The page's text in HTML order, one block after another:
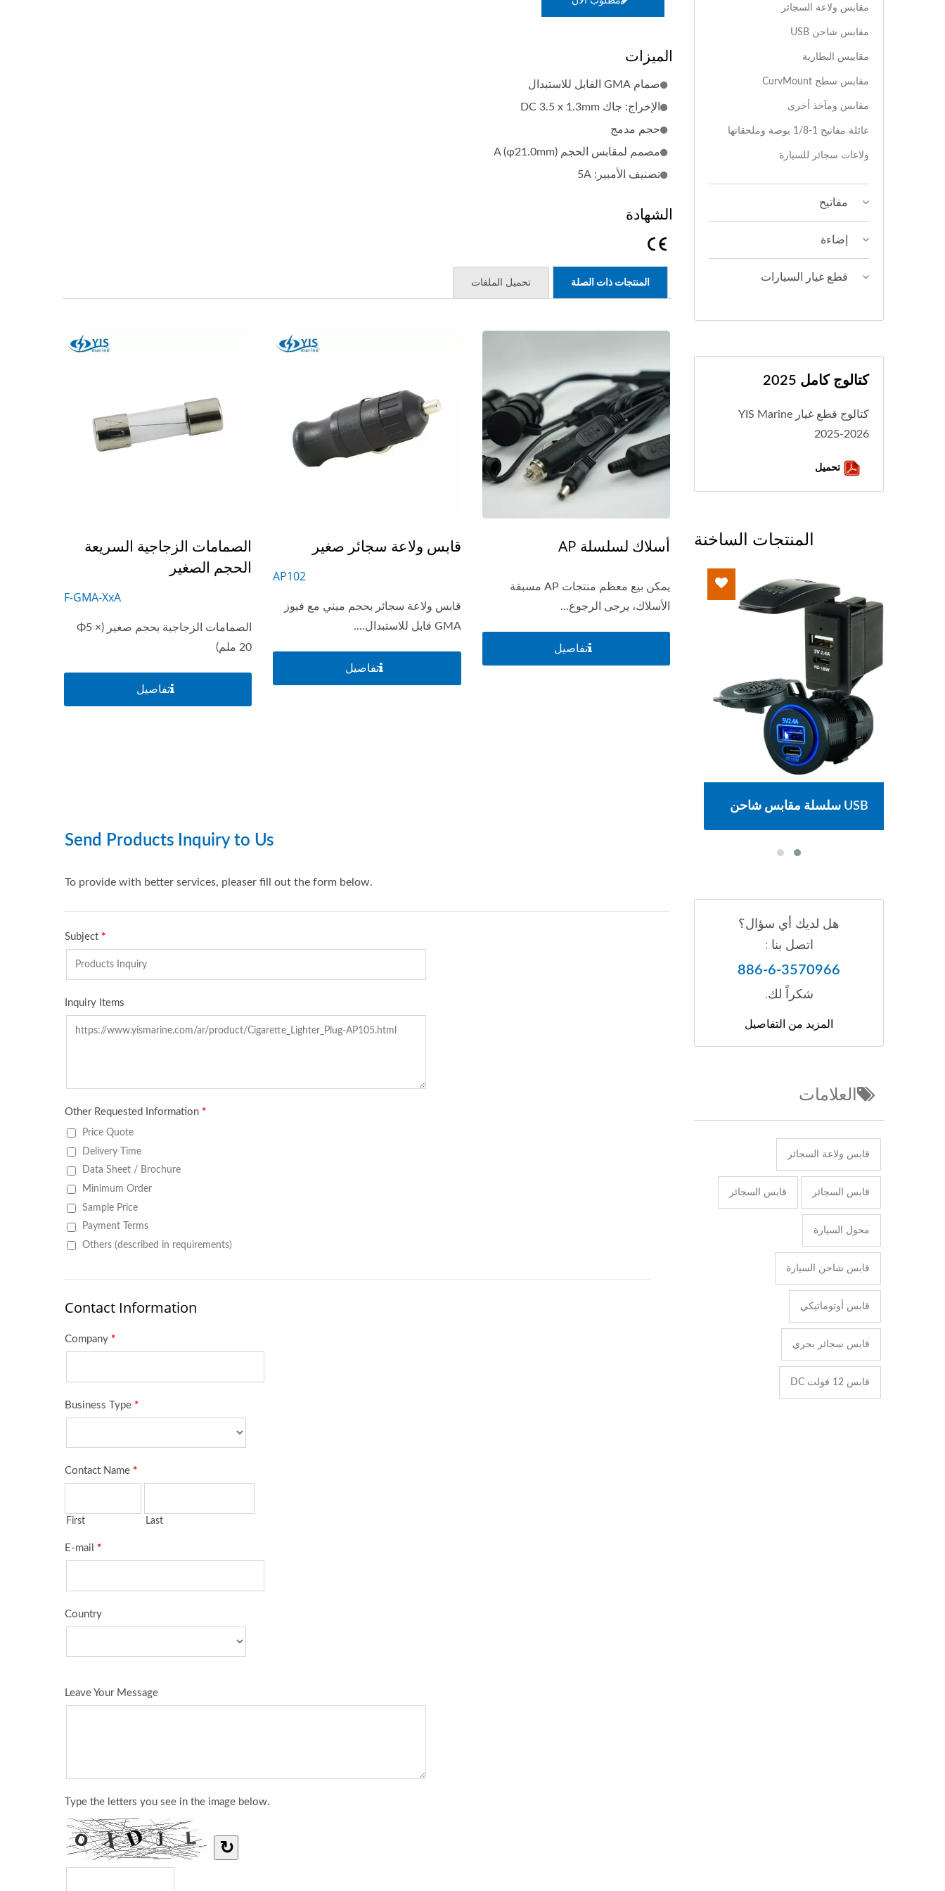
الميزات
صمام GMA القابل للاستبدال
الإخراج: جاك DC 3.5 x 1.3mm
حجم مدمج
مصمم لمقابس الحجم A (φ21.0mm)
تصنيف الأمبير: 5A
الشهادة
المنتجات ذات الصلة تحميل الملفات
أسلاك لسلسلة AP
يمكن بيع معظم منتجات AP مسبقة
الأسلاك، يرجى الرجوع...
تفاصيل
قابس ولاعة سجائر صغير
AP102
قابس ولاعة سجائر بحجم ميني مع فيوز
GMA قابل للاستبدال....
تفاصيل
الصمامات الزجاجية السريعة
الحجم الصغير
F-GMA-XxA
الصمامات الزجاجية بحجم صغير (Φ5 ×
20 ملم)
تفاصيل
مقابس ولاعة السجائر
مقابس شاحن USB
مقاييس البطارية
مقابس سطح CurvMount
مقابس ومآخذ أخرى
عائلة مفاتيح 1-1/8 بوصة وملحقاتها
ولاعات سجائر للسيارة
مفاتيح
إضاءة
قطع غيار السيارات
كتالوج كامل 2025
كتالوج قطع غيار YIS Marine
2025-2026
تحميل
المنتجات الساخنة
سلسلة مقابس شاحن USB
هل لديك أي سؤال؟
اتصل بنا :
886-6-3570966
شكراً لك.
المزيد من التفاصيل
العلامات
قابس ولاعة السجائر
قابس السجائر قابس السجائر
محول السيارة
قابس شاحن السيارة
قابس أوتوماتيكي
قابس سجائر بحري
قابس 12 فولت DC